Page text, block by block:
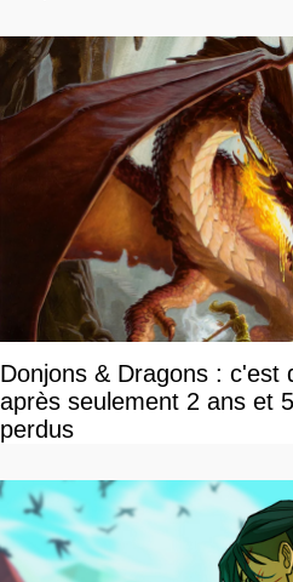
Donjons & Dragons : c'est
après seulement 2 ans et
perdus